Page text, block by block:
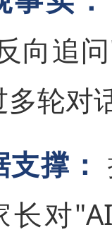
向追
多轮对
撑：
长对